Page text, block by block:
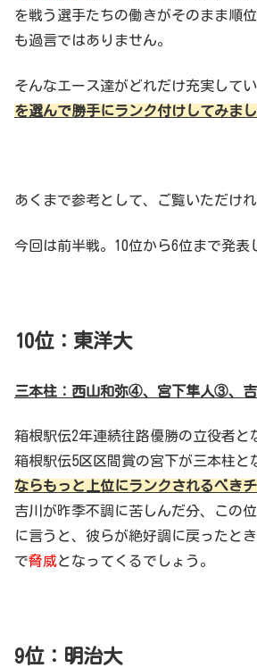
を戦う選手たちの働きがそのまま順
も過言ではありません。
そんなエース達がどれだけ充実してい
を選んで勝手にランク付けしてみまし
あくまで参考として、ご覧いただけれ
今回は前半戦。10位から6位まで発表
10位：東洋大
三本柱：西山和弥④、宮下隼人③、
箱根駅伝2年連続往路優勝の立役者と
箱根駅伝5区区間賞の宮下が三本柱と
ならもっと上位にランクされるべき
吉川が昨季不調に苦しんだ分、この
に言うと、彼らが絶好調に戻ったと
で脅威となってくるでしょう。
9位：明治大